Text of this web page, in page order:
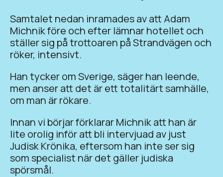
Samtalet nedan inramades av att Adam
Michnik före och efter lämnar hotellet och
ställer sig på trottoaren på Strandvägen och
röker, intensivt.
Han tycker om Sverige, säger han leende,
men anser att det är ett totalitärt samhälle,
om man är rökare.
Innan vi börjar förklarar Michnik att han är
lite orolig inför att bli intervjuad av just
Judisk Krönika, eftersom han inte ser sig
som specialist när det gäller judiska
spörsmål.